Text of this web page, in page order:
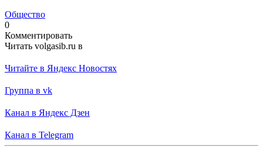
Общество
0
Комментировать
Читать volgasib.ru в
Читайте в Яндекс Новостях
Группа в vk
Канал в Яндекс Дзен
Канал в Telegram